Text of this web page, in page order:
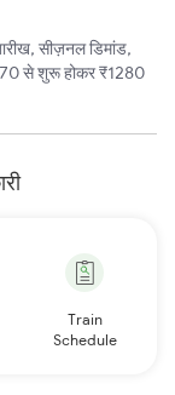
सीज़नल डिमांड,
से शुरू होकर ₹1280
Train
Schedule